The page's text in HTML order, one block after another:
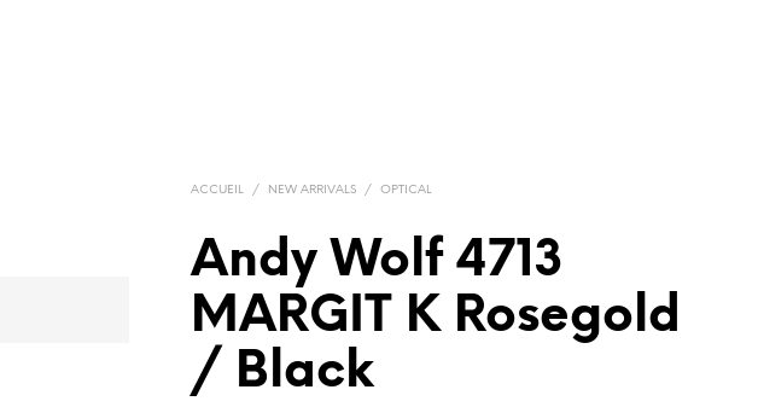
ACCUEIL / NEW ARRIVALS / OPTICAL
Andy Wolf 4713
MARGIT K Rosegold
/ Black